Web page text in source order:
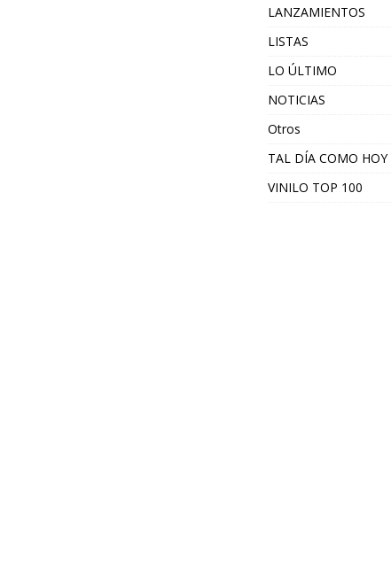
LANZAMIENTOS
LISTAS
LO ÚLTIMO
NOTICIAS
Otros
TAL DÍA COMO HOY
VINILO TOP 100